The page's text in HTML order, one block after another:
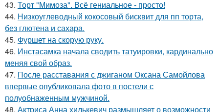
43. Торт "Мимоза". Всё гениальное - просто!
44. Низкоуглеводный кокосовый бисквит для пп торта,
без глютена и сахара.
45. Фуршет на скорую руку.
46. Инстасамка начала сводить татуировки, кардинально
меняя свой образ.
47. После расставания с джиганом Оксана Самойлова
впервые опубликовала фото в постели с
полуобнаженным мужчиной.
48. Актриса Анна хилькевич размышляет о возможности